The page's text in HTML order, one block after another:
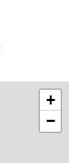
+
−